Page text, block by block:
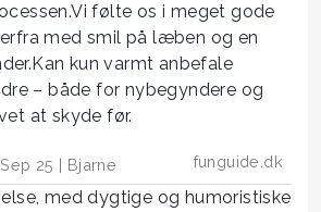
følte os i meget gode
med smil på læben og en
kun varmt anbefale
– både for nybegyndere og
at skyde før.
funguide.dk
Sep 25 | Bjarne
med dygtige og humoristiske